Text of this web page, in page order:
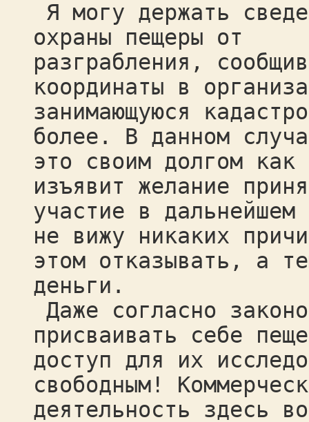
Я могу держать
охраны пещеры от
разграбления,
координаты в
занимающуюся
более. В данном
это своим долгом
изъявит желание
участие в
не вижу никаких
этом отказывать, а
деньги.
Даже согласно
присваивать себе
доступ для их
свободным!
деятельность здесь